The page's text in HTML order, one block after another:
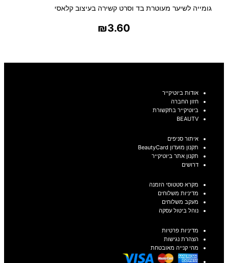
גומייה לשיער מעוטרת בד וסרט קשירה בעיצוב קלאסי
₪3.60
אודות ביוטיקייר
חזון החברה
ביוטיקייר בתקשורת
BEAUTV
איתור סניפים
תקנון מועדון BeautyCard
תקנון אתר ביוטיקייר
דרושים
מקרא סטטוסי הזמנה
מדיניות משלוחים
מעקב משלוחים
נוהל ביטול עסקה
מדיניות פרטיות
הצהרת נגישות
מהי קנייה מאובטחת